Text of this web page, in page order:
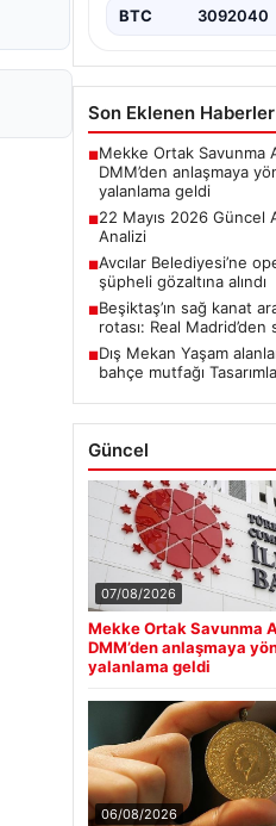
BTC 3092040
Son Eklenen Haberler
■Mekke Ortak Savunma
DMM’den anlaşmaya
yalanlama geldi
■22 Mayıs 2026 Güncel
Analizi
■Avcılar Belediyesi’ne
şüpheli gözaltına alındı
■Beşiktaş’ın sağ kanat
rotası: Real
■Dış Mekan Yaşam
bahçe mutfağı
Güncel
07/08/2026
Mekke Ortak Savunma
DMM’den anlaşmaya
yalanlama geldi
06/08/2026